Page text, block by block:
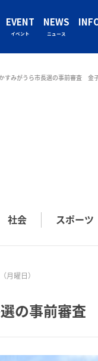
EVENT
イベント
NEWS
ニュース
すみがうら市長選の事前審査 金
社会 スポーツ
月曜日）
の事前審